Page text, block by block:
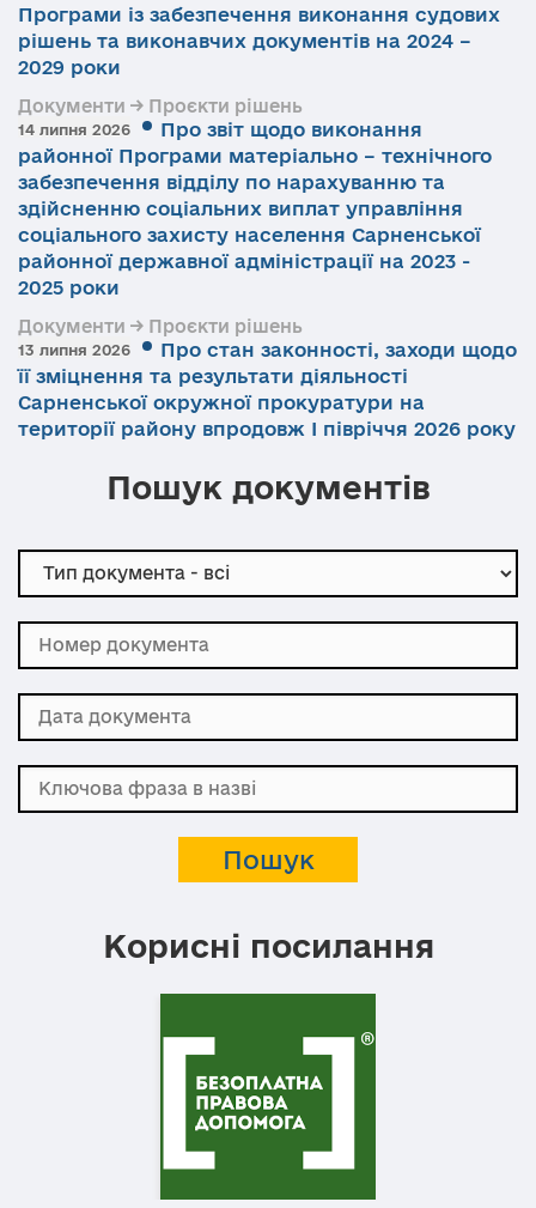
Програми із забезпечення виконання судових
рішень та виконавчих документів на 2024 –
2029 роки
Документи → Проєкти рішень
14 липня 2026
Про звіт щодо виконання
районної Програми матеріально – технічного
забезпечення відділу по нарахуванню та
здійсненню соціальних виплат управління
соціального захисту населення Сарненської
районної державної адміністрації на 2023 -
2025 роки
Документи → Проєкти рішень
13 липня 2026
Про стан законності, заходи щодо
її зміцнення та результати діяльності
Сарненської окружної прокуратури на
території району впродовж І півріччя 2026 року
Пошук документів
Корисні посилання